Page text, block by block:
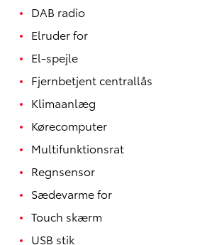
Yaris
DAB radio
Elruder for
El-spejle
Fjernbetjent centrallås
Klimaanlæg
Kørecomputer
Multifunktionsrat
Regnsensor
Sædevarme for
Touch skærm
USB stik